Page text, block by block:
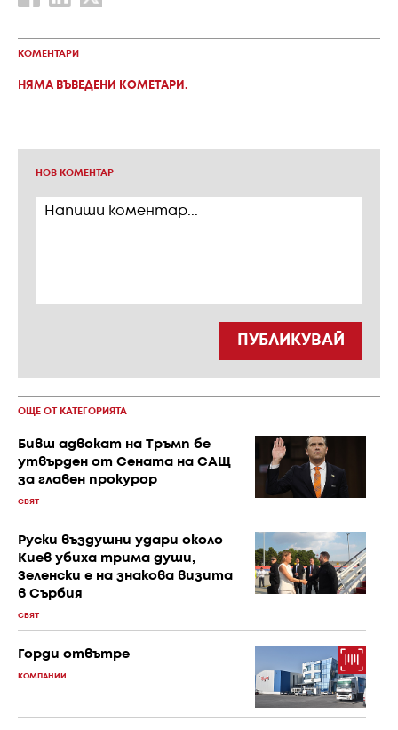
КОМЕНТАРИ
НЯМА ВЪВЕДЕНИ КОМЕТАРИ.
НОВ КОМЕНТАР
ПУБЛИКУВАЙ
ОЩЕ ОТ КАТЕГОРИЯТА
Бивш адвокат на Тръмп бе
утвърден от Сената на САЩ
за главен прокурор
СВЯТ
Руски въздушни удари около
Киев убиха трима души,
Зеленски е на знакова визита
в Сърбия
СВЯТ
Горди отвътре
КОМПАНИИ